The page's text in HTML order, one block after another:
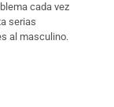
cada vez
serias
al masculino.